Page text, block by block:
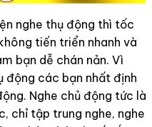
nghe thụ động thì tốc
tiến triển nhanh và
bạn dễ chán nản. Vì
động các bạn nhất định
Nghe chủ động tức là
chỉ tập trung nghe, nghe